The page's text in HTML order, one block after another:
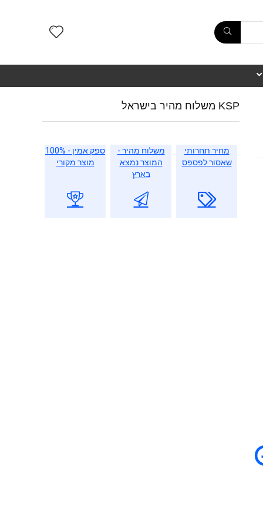
KSP משלוח מהיר בישראל
מחיר תחרותי
שאסור לפספס
משלוח מהיר -
המוצר נמצא
בארץ
ספק אמין - 100%
מוצר מקורי